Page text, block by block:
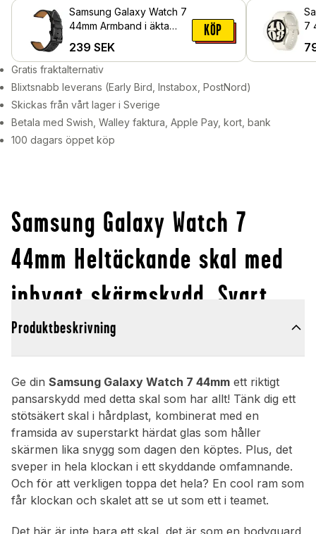
Samsung Galaxy Watch 7
44mm Armband i äkta
239 SEK
KÖP
7
Gratis fraktalternativ
Blixtsnabb leverans (Early Bird, Instabox, PostNord)
Skickas från vårt lager i Sverige
Betala med Swish, Walley faktura, Apple Pay, kort, bank
100 dagars öppet köp
Samsung Galaxy Watch 7
44mm Heltäckande skal med
inbyggt skärmskydd, Svart
Produktbeskrivning
Ge din Samsung Galaxy Watch 7 44mm ett riktigt
pansarskydd med detta skal som har allt! Tänk dig ett
stötsäkert skal i hårdplast, kombinerat med en
framsida av superstarkt härdat glas som håller
skärmen lika snygg som dagen den köptes. Plus, det
sveper in hela klockan i ett skyddande omfamnande.
Och för att verkligen toppa det hela? En cool ram som
får klockan och skalet att se ut som ett i teamet.